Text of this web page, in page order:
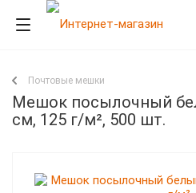
Почтовые мешки
Мешок посылочный
см, 125 г/м², 500 шт.